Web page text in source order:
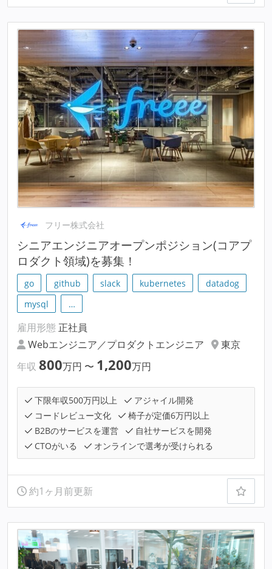
フリー株式会社
シニアエンジニアオープンポジション(コアプ
ロダクト領域)を募集！
go github slack kubernetes
datadog
mysql
…
雇用形態 正社員
Webエンジニア／プロダクトエンジニア
東京
年収 800万円 〜 1,200万円
下限年収500万円以上
アジャイル開発
コードレビュー文化
椅子が定価6万円以上
B2Bのサービスを運営
自社サービスを開発
CTOがいる
オンラインで選考が受けられる
約1ヶ月前更新